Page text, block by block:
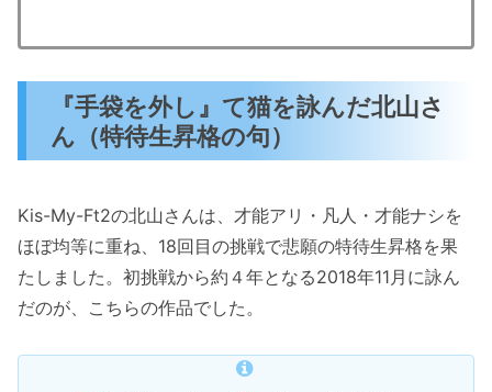
『手袋を外し』て猫を詠んだ北山さ
ん（特待生昇格の句）
Kis-My-Ft2の北山さんは、才能アリ・凡人・才能ナシを
ほぼ均等に重ね、18回目の挑戦で悲願の特待生昇格を果
たしました。初挑戦から約４年となる2018年11月に詠ん
だのが、こちらの作品でした。